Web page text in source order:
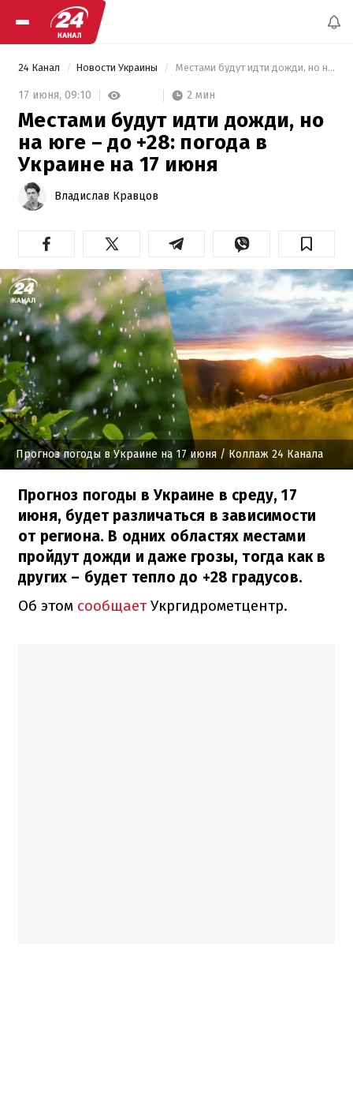
24 Канал Новости Украины Местами будут идти дожди, но на юге – до +28: погода в Украине на 17 июня
17 июня, 09:10 2 мин
Местами будут идти дожди, но
на юге – до +28: погода в
Украине на 17 июня
Владислав Кравцов
Прогноз погоды в Украине на 17 июня / Коллаж 24 Канала
Прогноз погоды в Украине в среду, 17
июня, будет различаться в зависимости
от региона. В одних областях местами
пройдут дожди и даже грозы, тогда как в
других – будет тепло до +28 градусов.
Об этом сообщаетУкргидрометцентр.